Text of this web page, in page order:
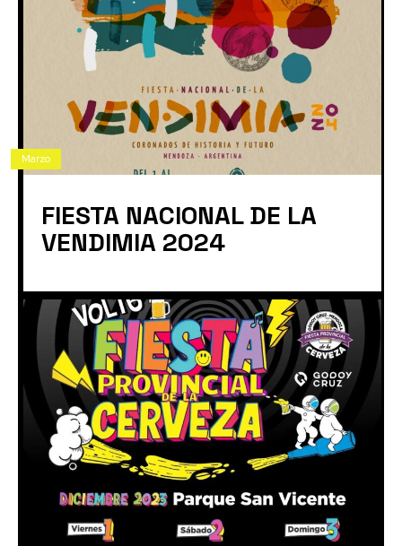
Marzo
FIESTA NACIONAL DE LA
VENDIMIA 2024